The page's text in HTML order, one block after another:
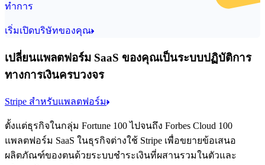
ทำการ
เริ่มเปิดบริษัทของคุณ
เปลี่ยนแพลตฟอร์ม SaaS ของคุณเป็นระบบปฏิบัติการ
ทางการเงินครบวงจร
Stripe สำหรับแพลตฟอร์ม
ตั้งแต่ธุรกิจในกลุ่ม Fortune 100 ไปจนถึง Forbes Cloud 100
แพลตฟอร์ม SaaS ในธุรกิจต่างใช้ Stripe เพื่อขยายข้อเสนอ
ผลิตภัณฑ์ของตนด้วยระบบชำระเงินที่ผสานรวมในตัวและ